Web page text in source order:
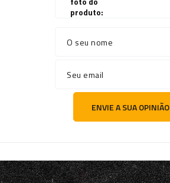
produto:
O seu nome
Seu email
ENVIE A SUA OPINIÃO